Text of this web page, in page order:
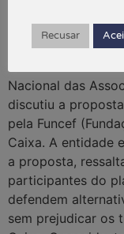
Nacional das
discutiu a
pela Funcef
Caixa. A entidade
a proposta,
participantes do
defendem
sem prejudicar os
Recusar